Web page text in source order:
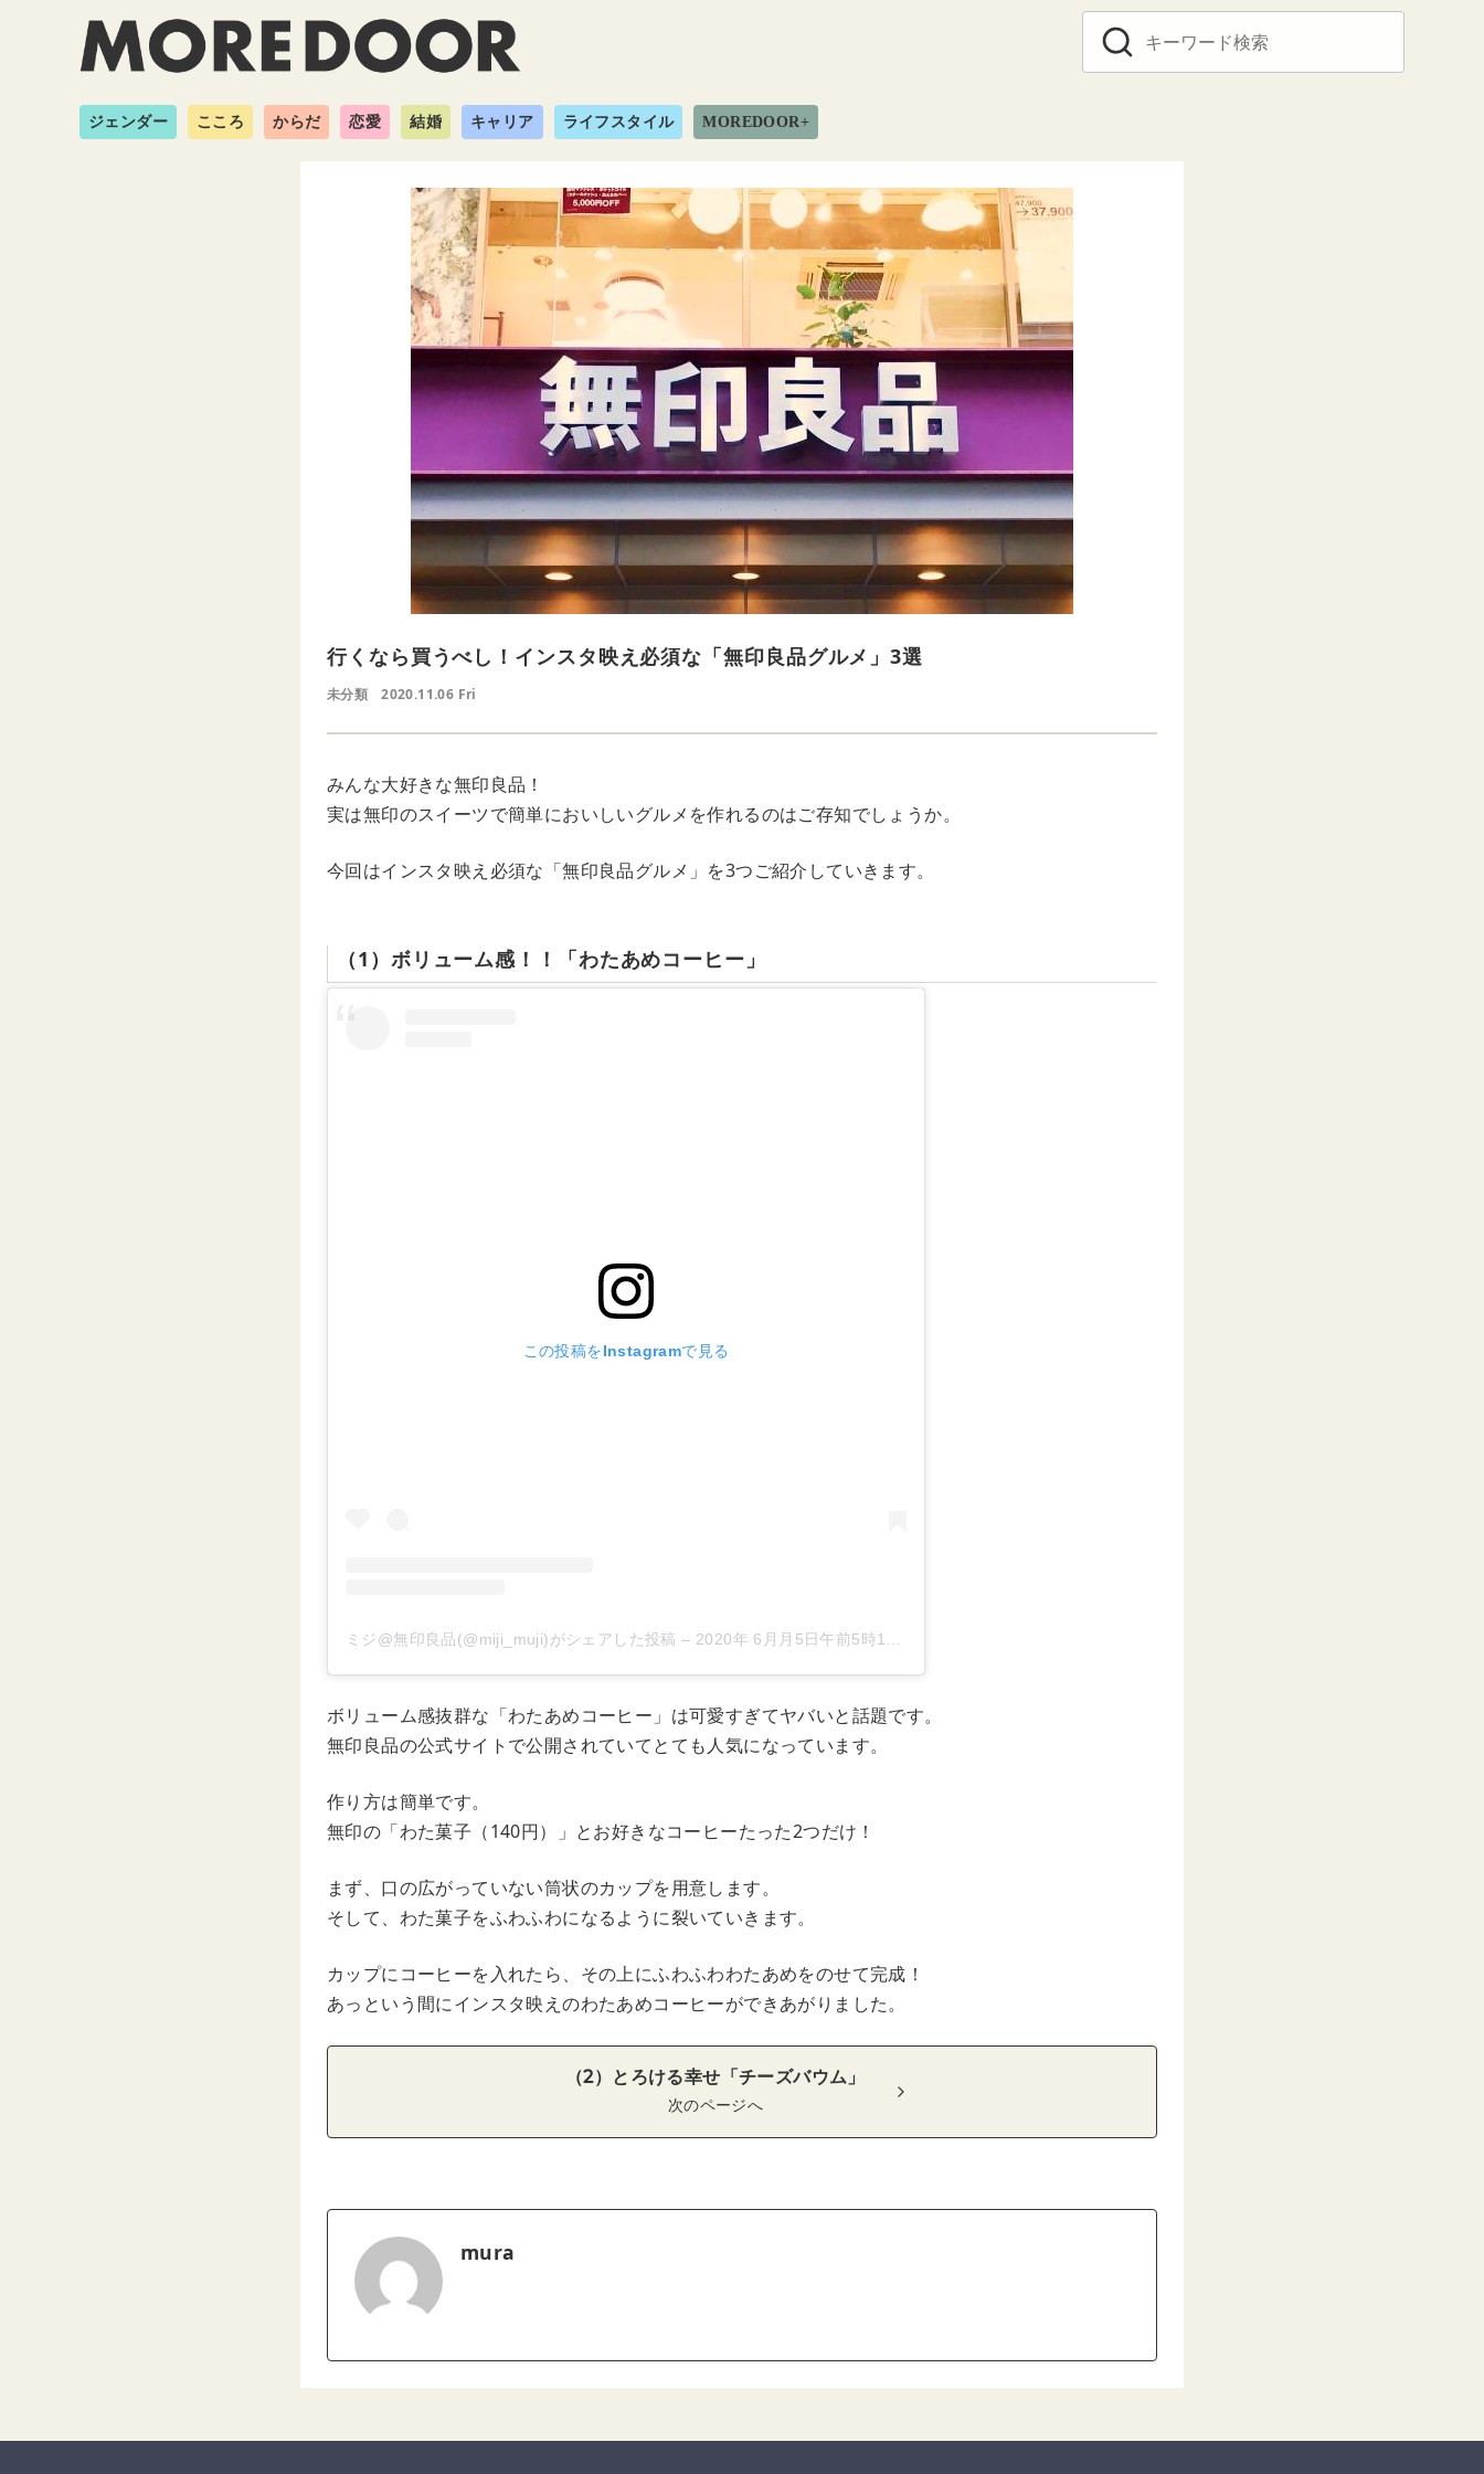
ジェンダー こころ からだ 恋愛 結婚 キャリア ライフスタイル MOREDOOR+
行くなら買うべし！インスタ映え必須な「無印良品グルメ」3選
未分類 2020.11.06 Fri
みんな大好きな無印良品！
実は無印のスイーツで簡単においしいグルメを作れるのはご存知でしょうか。
今回はインスタ映え必須な「無印良品グルメ」を3つご紹介していきます。
（1）ボリューム感！！「わたあめコーヒー」
この投稿をInstagramで見る
ミジ@無印良品(@miji_muji)がシェアした投稿 – 2020年 6月月5日午前5時14分PDT
ボリューム感抜群な「わたあめコーヒー」は可愛すぎてヤバいと話題です。
無印良品の公式サイトで公開されていてとても人気になっています。
作り方は簡単です。
無印の「わた菓子（140円）」とお好きなコーヒーたった2つだけ！
まず、口の広がっていない筒状のカップを用意します。
そして、わた菓子をふわふわになるように裂いていきます。
カップにコーヒーを入れたら、その上にふわふわわたあめをのせて完成！
あっという間にインスタ映えのわたあめコーヒーができあがりました。
（2）とろける幸せ「チーズバウム」
次のページへ
mura